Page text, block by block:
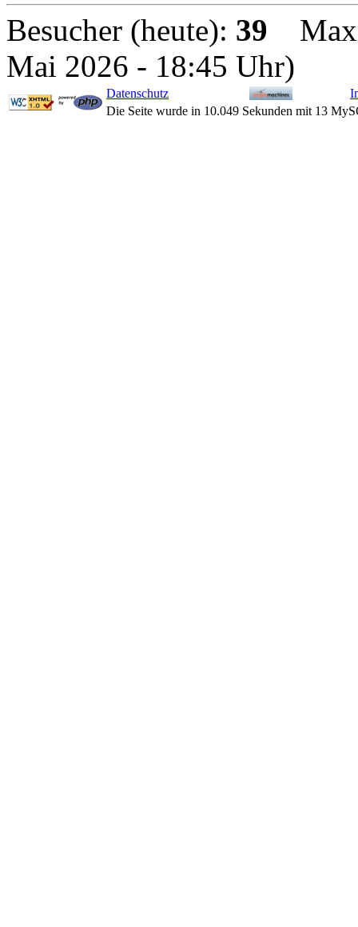
Besucher (heute): 39
Mai 2026 - 18:45 Uhr)
Datenschutz
Die Seite wurde in 10.049 Sekunden mit 13